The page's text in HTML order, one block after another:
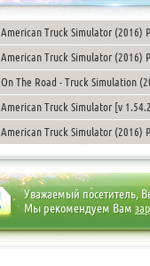
American Truck Simulator (2016)
American Truck Simulator (2016)
On The Road - Truck Simulation
American Truck Simulator [v
American Truck Simulator (2016)
Уважаемый посетитель,
Мы рекомендуем Вам